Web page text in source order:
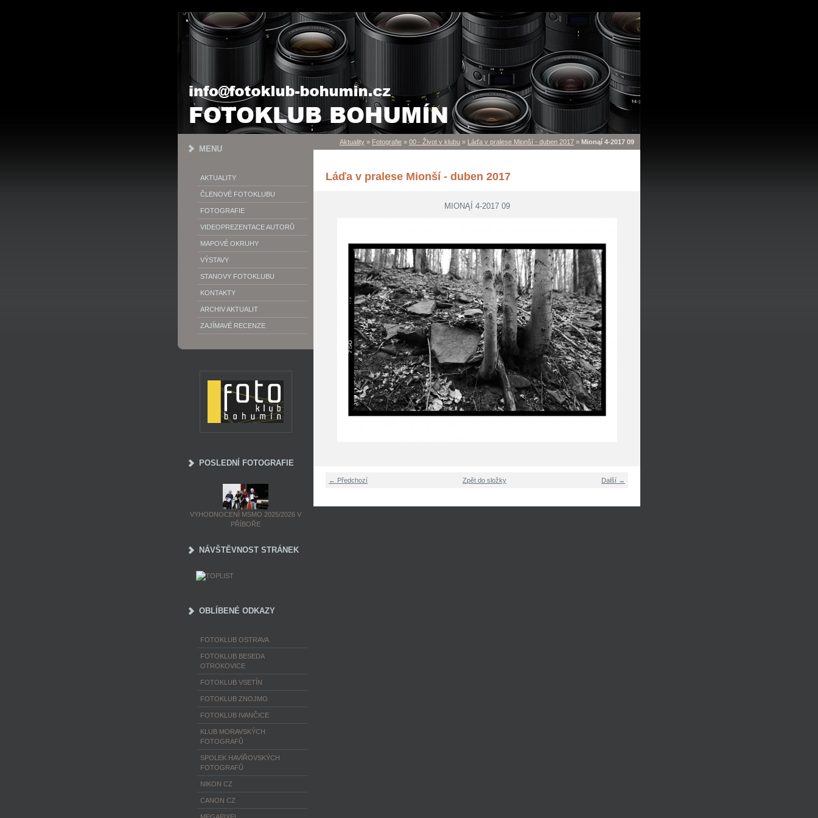
MENU
AKTUALITY
ČLENOVÉ FOTOKLUBU
FOTOGRAFIE
VIDEOPREZENTACE AUTORŮ
MAPOVÉ OKRUHY
VÝSTAVY
STANOVY FOTOKLUBU
KONTAKTY
ARCHIV AKTUALIT
ZAJÍMAVÉ RECENZE
POSLEDNÍ FOTOGRAFIE
VYHODNOCENÍ MSMO 2025/2026 V
PŘÍBOŘE
NÁVŠTĚVNOST STRÁNEK
OBLÍBENÉ ODKAZY
FOTOKLUB OSTRAVA
FOTOKLUB BESEDA
OTROKOVICE
FOTOKLUB VSETÍN
FOTOKLUB ZNOJMO
FOTOKLUB IVANČICE
KLUB MORAVSKÝCH
FOTOGRAFŮ
SPOLEK HAVÍŘOVSKÝCH
FOTOGRAFŮ
NIKON CZ
CANON CZ
Aktuality » Fotografie » 00 - Život v klubu » Láďa v pralese Mionší - duben 2017 » Mionąí 4-2017 09
Láďa v pralese Mionší - duben 2017
MIONĄÍ 4-2017 09
← Předchozí Další →
Zpět do složky